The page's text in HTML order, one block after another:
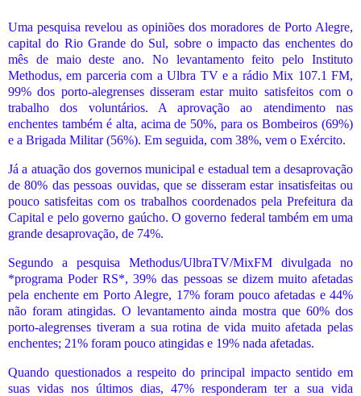
Uma pesquisa revelou as opiniões dos moradores de Porto Alegre,
capital do Rio Grande do Sul, sobre o impacto das enchentes do
mês de maio deste ano. No levantamento feito pelo Instituto
Methodus, em parceria com a Ulbra TV e a rádio Mix 107.1 FM,
99% dos porto-alegrenses disseram estar muito satisfeitos com o
trabalho dos voluntários. A aprovação ao atendimento nas
enchentes também é alta, acima de 50%, para os Bombeiros (69%)
e a Brigada Militar (56%). Em seguida, com 38%, vem o Exército.
Já a atuação dos governos municipal e estadual tem a desaprovação
de 80% das pessoas ouvidas, que se disseram estar insatisfeitas ou
pouco satisfeitas com os trabalhos coordenados pela Prefeitura da
Capital e pelo governo gaúcho. O governo federal também em uma
grande desaprovação, de 74%.
Segundo a pesquisa Methodus/UlbraTV/MixFM divulgada no
*programa Poder RS*, 39% das pessoas se dizem muito afetadas
pela enchente em Porto Alegre, 17% foram pouco afetadas e 44%
não foram atingidas. O levantamento ainda mostra que 60% dos
porto-alegrenses tiveram a sua rotina de vida muito afetada pelas
enchentes; 21% foram pouco atingidas e 19% nada afetadas.
Quando questionados a respeito do principal impacto sentido em
suas vidas nos últimos dias, 47% responderam ter a sua vida